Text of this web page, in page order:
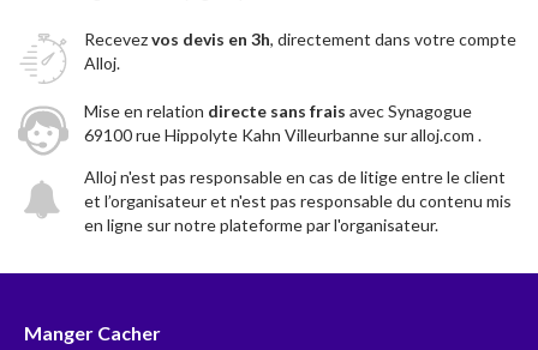
Recevezvos devis en 3h, directement dans votre compte
Alloj.
Mise en relation directe sans frais avec Synagogue
69100 rue Hippolyte Kahn Villeurbanne sur alloj.com .
Alloj n'est pas responsable en cas de litige entre le client
et l’organisateur et n'est pas responsable du contenu mis
en ligne sur notre plateforme par l'organisateur.
Manger Cacher